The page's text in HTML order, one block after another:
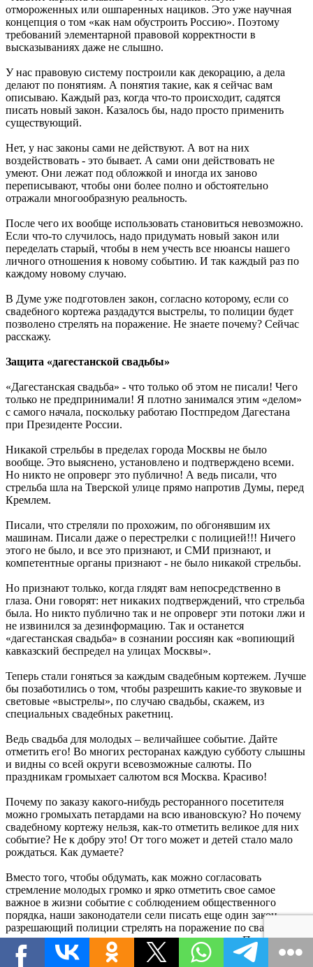
отмороженных или ошпаренных нациков. Это уже научная
концепция о том «как нам обустроить Россию». Поэтому
требований элементарной правовой корректности в
высказываниях даже не слышно.
У нас правовую систему построили как декорацию, а дела
делают по понятиям. А понятия такие, как я сейчас вам
описываю. Каждый раз, когда что-то происходит, садятся
писать новый закон. Казалось бы, надо просто применить
существующий.
Нет, у нас законы сами не действуют. А вот на них
воздействовать - это бывает. А сами они действовать не
умеют. Они лежат под обложкой и иногда их заново
переписывают, чтобы они более полно и обстоятельно
отражали многообразную реальность.
После чего их вообще использовать становиться невозможно.
Если что-то случилось, надо придумать новый закон или
переделать старый, чтобы в нем учесть все нюансы нашего
личного отношения к новому событию. И так каждый раз по
каждому новому случаю.
В Думе уже подготовлен закон, согласно которому, если со
свадебного кортежа раздадутся выстрелы, то полиции будет
позволено стрелять на поражение. Не знаете почему? Сейчас
расскажу.
Защита «дагестанской свадьбы»
«Дагестанская свадьба» - что только об этом не писали! Чего
только не предпринимали! Я плотно занимался этим «делом»
с самого начала, поскольку работаю Постпредом Дагестана
при Президенте России.
Никакой стрельбы в пределах города Москвы не было
вообще. Это выяснено, установлено и подтверждено всеми.
Но никто не опроверг это публично! А ведь писали, что
стрельба шла на Тверской улице прямо напротив Думы, перед
Кремлем.
Писали, что стреляли по прохожим, по обгонявшим их
машинам. Писали даже о перестрелки с полицией!!! Ничего
этого не было, и все это признают, и СМИ признают, и
компетентные органы признают - не было никакой стрельбы.
Но признают только, когда глядят вам непосредственно в
глаза. Они говорят: нет никаких подтверждений, что стрельба
была. Но никто публично так и не опроверг эти потоки лжи и
не извинился за дезинформацию. Так и останется
«дагестанская свадьба» в сознании россиян как «вопиющий
кавказский беспредел на улицах Москвы».
Теперь стали гоняться за каждым свадебным кортежем. Лучше
бы позаботились о том, чтобы разрешить какие-то звуковые и
световые «выстрелы», по случаю свадьбы, скажем, из
специальных свадебных ракетниц.
Ведь свадьба для молодых – величайшее событие. Дайте
отметить его! Во многих ресторанах каждую субботу слышны
и видны со всей округи всевозможные салюты. По
праздникам громыхает салютом вся Москва. Красиво!
Почему по заказу какого-нибудь ресторанного посетителя
можно громыхать петардами на всю ивановскую? Но почему
свадебному кортежу нельзя, как-то отметить великое для них
событие? Не к добру это! От того может и детей стало мало
рождаться. Как думаете?
Вместо того, чтобы обдумать, как можно согласовать
стремление молодых громко и ярко отметить свое самое
важное в жизни событие с соблюдением общественного
порядка, наши законодатели сели писать еще один закон,
разрешающий полиции стрелять на поражение по свадебному
кортежу, если оттуда раздастся выстрел в воздух. Приехали!